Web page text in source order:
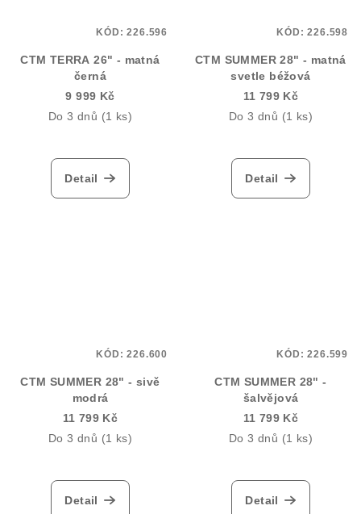
CTM TERRA 26" - matná
černá
9 999 Kč
Do 3 dnů (1 ks)
Detail
KÓD:226.596
CTM SUMMER 28" - matná
svetle béžová
11 799 Kč
Do 3 dnů (1 ks)
Detail
KÓD:226.598
CTM SUMMER 28" - sivě
modrá
11 799 Kč
Do 3 dnů (1 ks)
Detail
KÓD:226.600
CTM SUMMER 28" -
šalvějová
11 799 Kč
Do 3 dnů (1 ks)
Detail
KÓD:226.599